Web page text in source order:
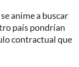
anime a buscar
país pondrían
contractual que